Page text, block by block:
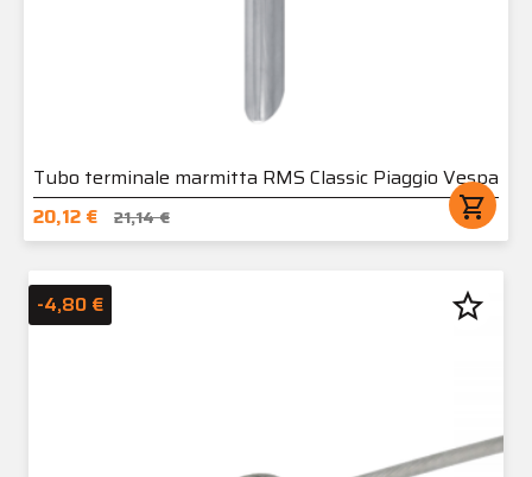
Tubo terminale marmitta RMS Classic Piaggio Vespa
20,12 €
21,14 € shopping_cart
-4,80 € star_border